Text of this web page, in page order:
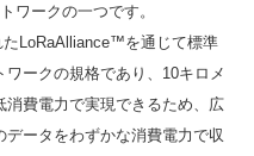
ワークの一つです。
LoRaAlliance™を通じて標準
ークの規格であり、10キロメ
費電力で実現できるため、広
ータをわずかな消費電力で収